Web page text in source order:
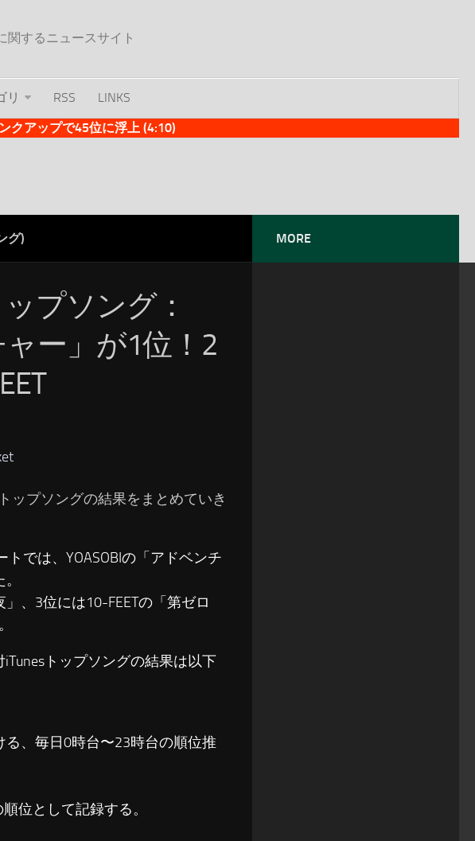
関するニュースサイト
リ RSS
LINKS
クアップで45位に浮上 (4:10)
グ)
プソング：
ャー」が1位！2
ップソングの結果をまとめていき
トでは、YOASOBIの「アドベンチ
、3位には10-FEETの「第ゼロ
トップソングの結果は以下
る、毎日0時台〜23時台の順位推
位として記録する。
MORE